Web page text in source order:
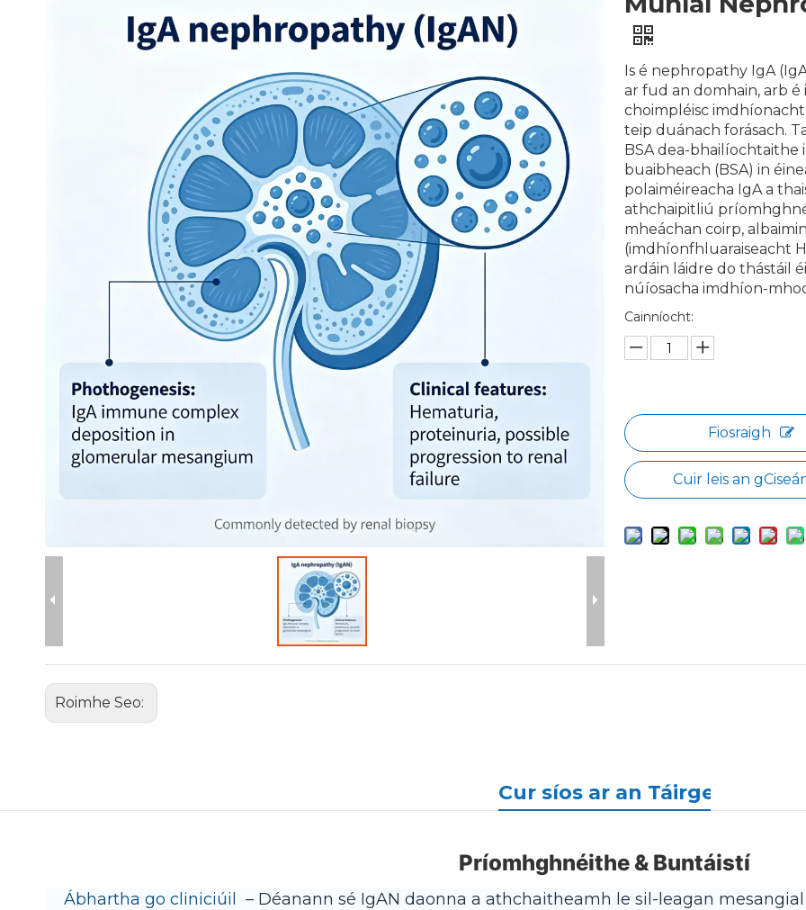
Is é nephropathy IgA
ar fud an domhain, arb é
choimpléisc
teip duánach forásach.
BSA dea-bhailíochtaithe
buaibheach (BSA) in
polaiméireacha IgA a
athchaipitliú
mheáchan coirp,
(imdhíonfhluaraiseacht
ardáin láidre do thástáil
núíosacha imdhíon-
Cainníocht:
Fiosraigh
Cuir leis an
Roimhe Seo:
Cur síos ar an Táirge
Príomhghnéithe & Buntáistí
Ábhartha go cliniciúil – Déanann sé IgAN daonna a athchaitheamh le sil-leagan